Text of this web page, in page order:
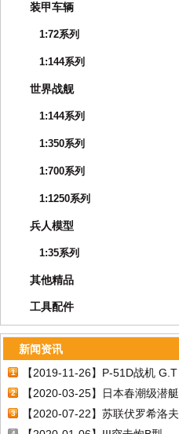
装甲车辆
1:72系列
1:144系列
世界战舰
1:144系列
1:350系列
1:700系列
1:1250系列
兵人模型
1:35系列
其他精品
工具配件
新闻资讯
1
【2019-11-26】P-51D战机 G.T
EAGLESTON
2 【2020-03-25】日本春潮级潜艇
3
【2020-07-22】苏联伏罗希洛夫